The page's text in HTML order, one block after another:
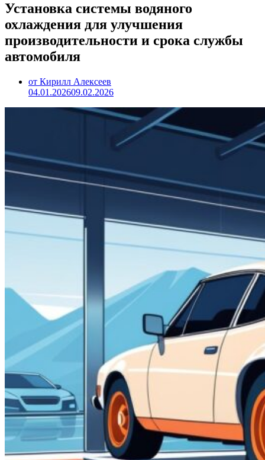
Установка системы водяного
охлаждения для улучшения
производительности и срока службы
автомобиля
от Кирилл Алексеев
04.01.202609.02.2026